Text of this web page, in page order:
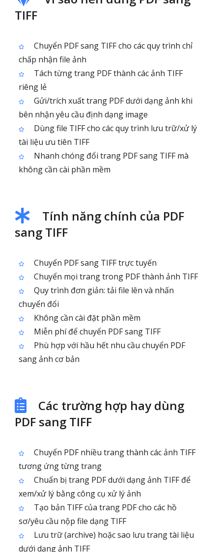
TIFF
Chuyển PDF sang TIFF cho các quy trình chỉ
chấp nhận file ảnh
Tách từng trang PDF thành các ảnh TIFF
riêng lẻ
Gửi/trích xuất trang PDF dưới dạng ảnh khi
bên nhận yêu cầu định dạng image
Dùng file TIFF cho các quy trình lưu trữ/xử lý
tài liệu ưu tiên TIFF
Nhanh chóng đổi trang PDF sang TIFF mà
không cần cài phần mềm
Tính năng chính của PDF
sang TIFF
Chuyển PDF sang TIFF trực tuyến
Chuyển mọi trang trong PDF thành ảnh TIFF
Quy trình đơn giản: tải file lên và nhấn
chuyển đổi
Không cần cài đặt phần mềm
Miễn phí để chuyển PDF sang TIFF
Phù hợp với hầu hết nhu cầu chuyển PDF
sang ảnh cơ bản
Các trường hợp hay dùng
PDF sang TIFF
Chuyển PDF nhiều trang thành các ảnh TIFF
tương ứng từng trang
Chuẩn bị trang PDF dưới dạng ảnh TIFF để
xem/xử lý bằng công cụ xử lý ảnh
Tạo bản TIFF của trang PDF cho các hồ
sơ/yêu cầu nộp file dạng TIFF
Lưu trữ (archive) hoặc sao lưu trang tài liệu
dưới dạng ảnh TIFF